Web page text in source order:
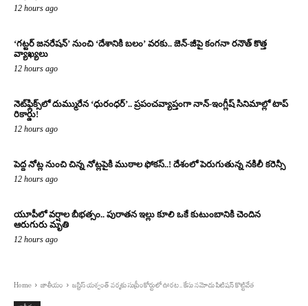
12 hours ago
‘గట్టర్ జనరేషన్’ నుంచి ‘దేశానికి బలం’ వరకు.. జెన్-జీపై కంగనా రనౌత్ కొత్త
వ్యాఖ్యలు
12 hours ago
నెట్‌ఫ్లిక్స్‌లో దుమ్మురేన ‘ధురంధర్’.. ప్రపంచవ్యాప్తంగా నాన్-ఇంగ్లీష్ సినిమాల్లో టాప్
రికార్డు!
12 hours ago
పెద్ద నోట్ల నుంచి చిన్న నోట్లపైకి ముఠాల ఫోకస్..! దేశంలో పెరుగుతున్న నకిలీ కరెన్సీ
12 hours ago
యూపీలో వర్షాల బీభత్సం.. పురాతన ఇల్లు కూలి ఒకే కుటుంబానికి చెందిన
ఆరుగురు మృతి
12 hours ago